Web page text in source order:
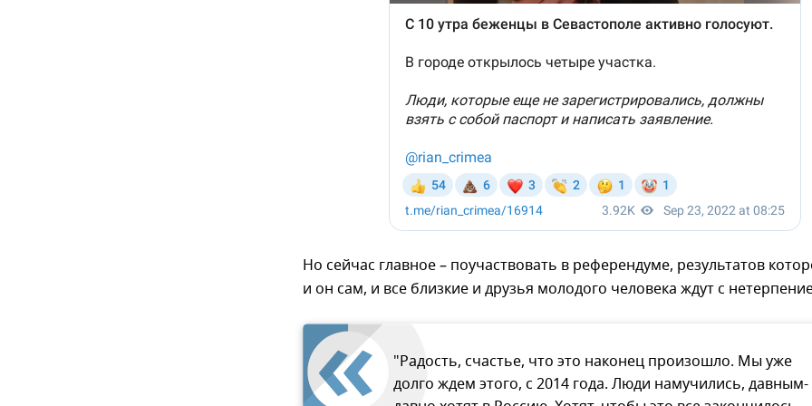
Но сейчас главное – поучаствовать в референдуме, результатов
и он сам, и все близкие и друзья молодого человека ждут с
"Радость, счастье, что это наконец произошло. Мы уже
долго ждем этого, с 2014 года. Люди намучились, давным-